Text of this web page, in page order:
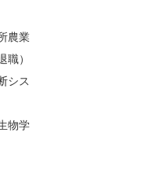
農業
）
シス
物学